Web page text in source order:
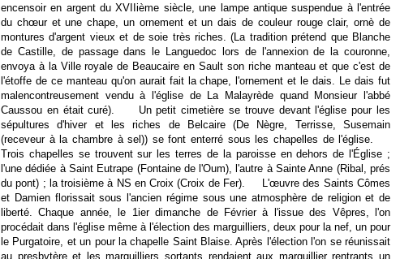
encensoir en argent du XVIIième siècle, une lampe antique suspendue à l'entrée
du chœur et une chape, un ornement et un dais de couleur rouge clair, ornè de
montures d'argent vieux et de soie très riches. (La tradition prétend que Blanche
de Castille, de passage dans le Languedoc lors de l'annexion de la couronne,
envoya à la Ville royale de Beaucaire en Sault son riche manteau et que c'est de
l'étoffe de ce manteau qu'on aurait fait la chape, l'ornement et le dais. Le dais fut
malencontreusement vendu à l'église de La Malayrède quand Monsieur l'abbé
Caussou en était curé). Un petit cimetière se trouve devant l'église pour les
sépultures d'hiver et les riches de Belcaire (De Nègre, Terrisse, Susemain
(receveur à la chambre à sel)) se font enterré sous les chapelles de l'église.
Trois chapelles se trouvent sur les terres de la paroisse en dehors de l'Église ;
l'une dédiée à Saint Eutrape (Fontaine de l'Oum), l'autre à Sainte Anne (Ribal, prés
du pont) ; la troisième à NS en Croix (Croix de Fer). L'œuvre des Saints Cômes
et Damien florissait sous l'ancien régime sous une atmosphère de religion et de
liberté. Chaque année, le 1ier dimanche de Février à l'issue des Vêpres, l'on
procédait dans l'église même à l'élection des marguilliers, deux pour la nef, un pour
le Purgatoire, et un pour la chapelle Saint Blaise. Après l'élection l'on se réunissait
au presbytère et les marguilliers sortants rendaient aux marguillier rentrants un